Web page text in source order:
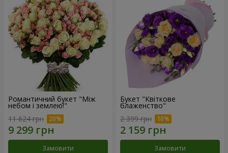
Романтичний букет "Між
небом і землею!"
11 624 грн
Замовити
Букет "Квіткове
блаженство"
2 399 грн
Замовити